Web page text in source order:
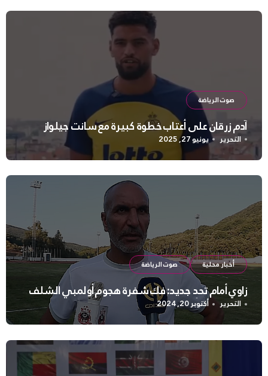
صوت الرياضة
آدم زرقان على أعتاب خطوة كبيرة مع سانت جيلواز
التحرير يونيو 27, 2025
أخبار محلية صوت الرياضة
زاوي أمام تحدٍ جديد: فك شفرة هجوم أولمبي الشلف
التحرير أكتوبر 20, 2024